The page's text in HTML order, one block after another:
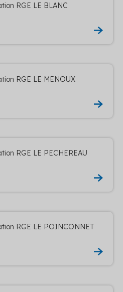
RGE LE BLANC
RGE LE MENOUX
RGE LE PECHEREAU
RGE LE POINCONNET